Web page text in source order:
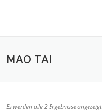
MAO TAI
Es werden alle 2 Ergebnisse angezeigt